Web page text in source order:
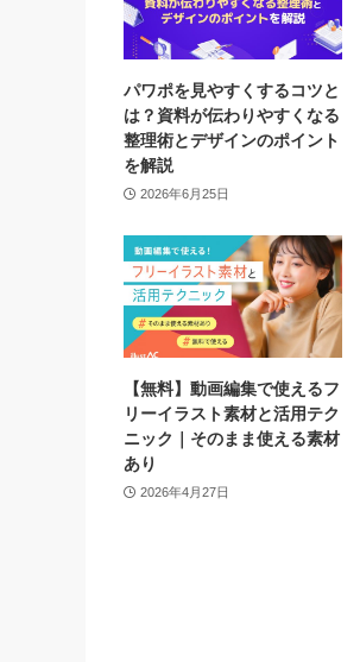
パワポを見やすくするコツと
は？資料が伝わりやすくなる
整理術とデザインのポイント
を解説
2026年6月25日
【無料】動画編集で使えるフ
リーイラスト素材と活用テク
ニック｜そのまま使える素材
あり
2026年4月27日